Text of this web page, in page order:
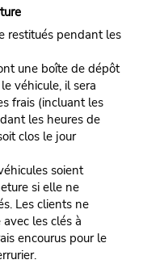
restitués pendant les
une boîte de dépôt
véhicule, il sera
frais (incluant les
les heures de
clos le jour
soient
si elle ne
Les clients ne
les clés à
encourus pour le